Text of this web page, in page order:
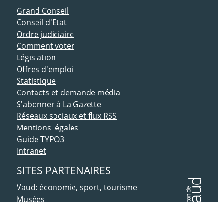
ACCÈS DIRECT
Grand Conseil
Conseil d'Etat
Ordre judiciaire
Comment voter
Législation
Offres d'emploi
Statistique
Contacts et demande média
S'abonner à La Gazette
Réseaux sociaux et flux RSS
Mentions légales
Guide TYPO3
Intranet
SITES PARTENAIRES
Vaud: économie, sport, tourisme
Musées